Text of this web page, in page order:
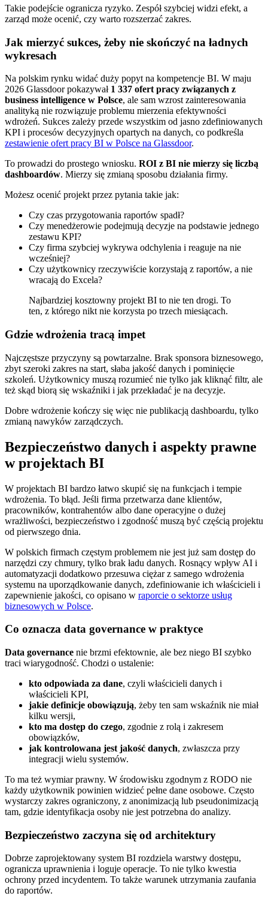
Takie podejście ogranicza ryzyko. Zespół szybciej widzi efekt, a
zarząd może ocenić, czy warto rozszerzać zakres.
Jak mierzyć sukces, żeby nie skończyć na ładnych
wykresach
Na polskim rynku widać duży popyt na kompetencje BI. W maju
2026 Glassdoor pokazywał 1 337 ofert pracy związanych z
business intelligence w Polsce, ale sam wzrost zainteresowania
analityką nie rozwiązuje problemu mierzenia efektywności
wdrożeń. Sukces zależy przede wszystkim od jasno zdefiniowanych
KPI i procesów decyzyjnych opartych na danych, co podkreśla
zestawienie ofert pracy BI w Polsce na Glassdoor.
To prowadzi do prostego wniosku. ROI z BI nie mierzy się liczbą
dashboardów. Mierzy się zmianą sposobu działania firmy.
Możesz ocenić projekt przez pytania takie jak:
Czy czas przygotowania raportów spadł?
Czy menedżerowie podejmują decyzje na podstawie jednego
zestawu KPI?
Czy firma szybciej wykrywa odchylenia i reaguje na nie
wcześniej?
Czy użytkownicy rzeczywiście korzystają z raportów, a nie
wracają do Excela?
Najbardziej kosztowny projekt BI to nie ten drogi. To
ten, z którego nikt nie korzysta po trzech miesiącach.
Gdzie wdrożenia tracą impet
Najczęstsze przyczyny są powtarzalne. Brak sponsora biznesowego,
zbyt szeroki zakres na start, słaba jakość danych i pominięcie
szkoleń. Użytkownicy muszą rozumieć nie tylko jak kliknąć filtr, ale
też skąd biorą się wskaźniki i jak przekładać je na decyzje.
Dobre wdrożenie kończy się więc nie publikacją dashboardu, tylko
zmianą nawyków zarządczych.
Bezpieczeństwo danych i aspekty prawne
w projektach BI
W projektach BI bardzo łatwo skupić się na funkcjach i tempie
wdrożenia. To błąd. Jeśli firma przetwarza dane klientów,
pracowników, kontrahentów albo dane operacyjne o dużej
wrażliwości, bezpieczeństwo i zgodność muszą być częścią projektu
od pierwszego dnia.
W polskich firmach częstym problemem nie jest już sam dostęp do
narzędzi czy chmury, tylko brak ładu danych. Rosnący wpływ AI i
automatyzacji dodatkowo przesuwa ciężar z samego wdrożenia
systemu na uporządkowanie danych, zdefiniowanie ich właścicieli i
zapewnienie jakości, co opisano w raporcie o sektorze usług
biznesowych w Polsce.
Co oznacza data governance w praktyce
Data governance nie brzmi efektownie, ale bez niego BI szybko
traci wiarygodność. Chodzi o ustalenie:
kto odpowiada za dane, czyli właścicieli danych i
właścicieli KPI,
jakie definicje obowiązują, żeby ten sam wskaźnik nie miał
kilku wersji,
kto ma dostęp do czego, zgodnie z rolą i zakresem
obowiązków,
jak kontrolowana jest jakość danych, zwłaszcza przy
integracji wielu systemów.
To ma też wymiar prawny. W środowisku zgodnym z RODO nie
każdy użytkownik powinien widzieć pełne dane osobowe. Często
wystarczy zakres ograniczony, z anonimizacją lub pseudonimizacją
tam, gdzie identyfikacja osoby nie jest potrzebna do analizy.
Bezpieczeństwo zaczyna się od architektury
Dobrze zaprojektowany system BI rozdziela warstwy dostępu,
ogranicza uprawnienia i loguje operacje. To nie tylko kwestia
ochrony przed incydentem. To także warunek utrzymania zaufania
do raportów.